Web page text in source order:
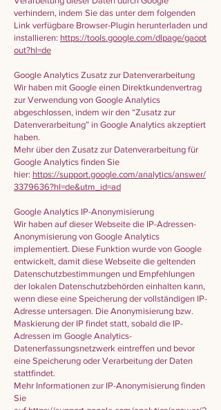
verhindern, indem Sie das unter dem folgenden
Link verfügbare Browser-Plugin herunterladen und
installieren: https://tools.google.com/dlpage/gaopt
out?hl=de
Google Analytics Zusatz zur Datenverarbeitung
Wir haben mit Google einen Direktkundenvertrag
zur Verwendung von Google Analytics
abgeschlossen, indem wir den “Zusatz zur
Datenverarbeitung” in Google Analytics akzeptiert
haben.
Mehr über den Zusatz zur Datenverarbeitung für
Google Analytics finden Sie
hier: https://support.google.com/analytics/answer/
3379636?hl=de&utm_id=ad
Google Analytics IP-Anonymisierung
Wir haben auf dieser Webseite die IP-Adressen-
Anonymisierung von Google Analytics
implementiert. Diese Funktion wurde von Google
entwickelt, damit diese Webseite die geltenden
Datenschutzbestimmungen und Empfehlungen
der lokalen Datenschutzbehörden einhalten kann,
wenn diese eine Speicherung der vollständigen IP-
Adresse untersagen. Die Anonymisierung bzw.
Maskierung der IP findet statt, sobald die IP-
Adressen im Google Analytics-
Datenerfassungsnetzwerk eintreffen und bevor
eine Speicherung oder Verarbeitung der Daten
stattfindet.
Mehr Informationen zur IP-Anonymisierung finden
Sie